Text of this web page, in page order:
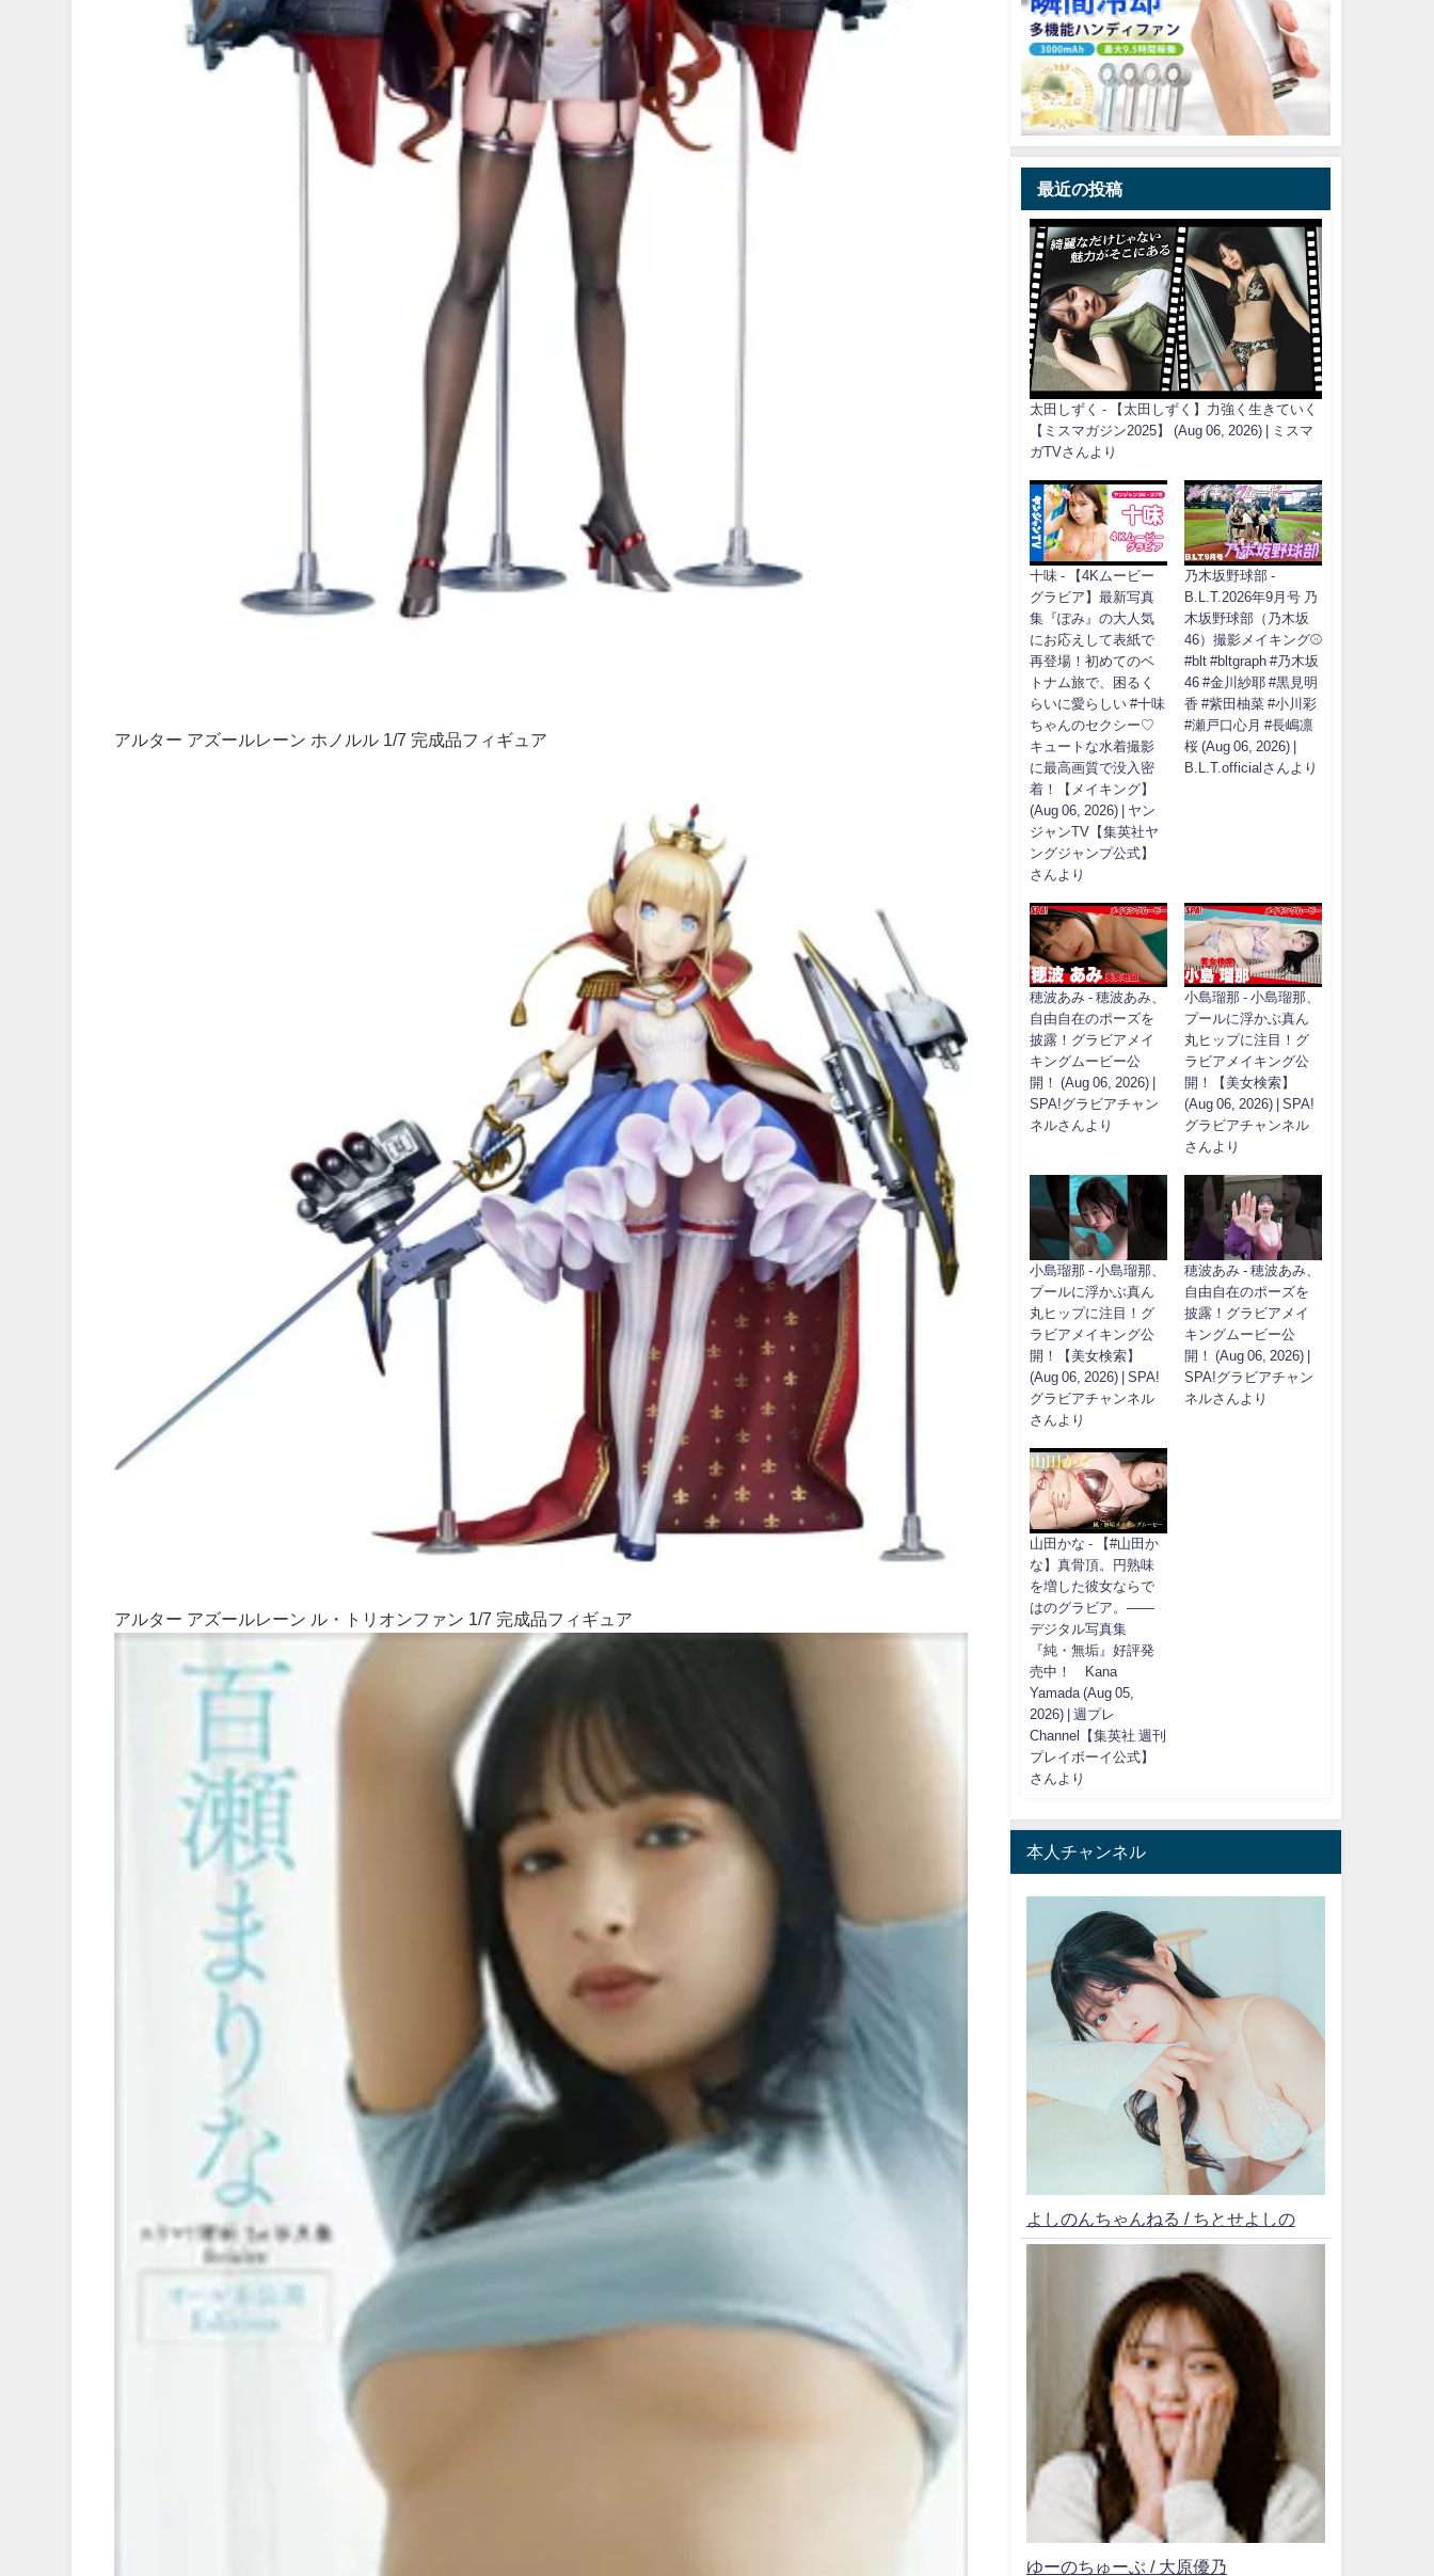
アルター アズールレーン ホノルル 1/7 完成品フィギュア
アルター アズールレーン ル・トリオンファン 1/7 完成品フィギュア
最近の投稿
太田しずく - 【太田しずく】力強く生きていく
【ミスマガジン2025】 (Aug 06, 2026) | ミスマ
ガTVさんより
十味 - 【4Kムービー
グラビア】最新写真
集『ぽみ』の大人気
にお応えして表紙で
再登場！初めてのベ
トナム旅で、困るく
らいに愛らしい #十味
ちゃんのセクシー♡
キュートな水着撮影
に最高画質で没入密
着！【メイキング】
(Aug 06, 2026) | ヤン
ジャンTV【集英社ヤ
ングジャンプ公式】
さんより
乃木坂野球部 -
B.L.T.2026年9月号 乃
木坂野球部（乃木坂
46）撮影メイキング⚾️
#blt #bltgraph #乃木坂
46 #金川紗耶 #黒見明
香 #紫田柚菜 #小川彩
#瀬戸口心月 #長嶋凛
桜 (Aug 06, 2026) |
B.L.T.officialさんより
穂波あみ - 穂波あみ、
自由自在のポーズを
披露！グラビアメイ
キングムービー公
開！ (Aug 06, 2026) |
SPA!グラビアチャン
ネルさんより
小島瑠那 - 小島瑠那、
プールに浮かぶ真ん
丸ヒップに注目！グ
ラビアメイキング公
開！【美女検索】
(Aug 06, 2026) | SPA!
グラビアチャンネル
さんより
小島瑠那 - 小島瑠那、
プールに浮かぶ真ん
丸ヒップに注目！グ
ラビアメイキング公
開！【美女検索】
(Aug 06, 2026) | SPA!
グラビアチャンネル
さんより
穂波あみ - 穂波あみ、
自由自在のポーズを
披露！グラビアメイ
キングムービー公
開！ (Aug 06, 2026) |
SPA!グラビアチャン
ネルさんより
山田かな - 【#山田か
な】真骨頂。円熟味
を増した彼女ならで
はのグラビア。――
デジタル写真集
『純・無垢』好評発
売中！ Kana
Yamada (Aug 05,
2026) | 週プレ
Channel【集英社 週刊
プレイボーイ公式】
さんより
本人チャンネル
よしのんちゃんねる / ちとせよしの
ゆーのちゅーぶ / 大原優乃